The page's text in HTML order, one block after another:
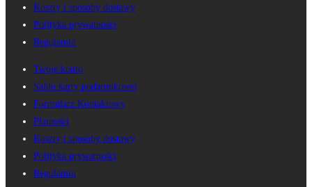
Koszty i sposoby dostawy
Polityka prywatności
Regulamin
Twoje konto
Saldo karty podarunkowej
Formularz Kontaktowy
Płatności
Koszty i sposoby dostawy
Polityka prywatności
Regulamin